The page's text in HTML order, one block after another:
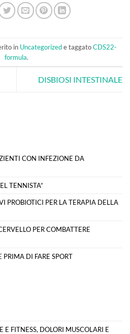
in Uncategorizede taggatoCDS22-
formula.
DISBIOSI INTESTINALE
CON INFEZIONE DA
TENNISTA”
PROBIOTICI PER LA TERAPIA DELLA
PER COMBATTERE
DI FARE SPORT
E FITNESS, DOLORI MUSCOLARI E